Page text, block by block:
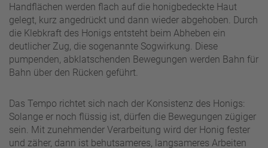
Handflächen werden flach auf die honigbedeckte Haut
gelegt, kurz angedrückt und dann wieder abgehoben. Durch
die Klebkraft des Honigs entsteht beim Abheben ein
deutlicher Zug, die sogenannte Sogwirkung. Diese
pumpenden, abklatschenden Bewegungen werden Bahn für
Bahn über den Rücken geführt.
Das Tempo richtet sich nach der Konsistenz des Honigs:
Solange er noch flüssig ist, dürfen die Bewegungen zügiger
sein. Mit zunehmender Verarbeitung wird der Honig fester
und zäher, dann ist behutsameres, langsameres Arbeiten